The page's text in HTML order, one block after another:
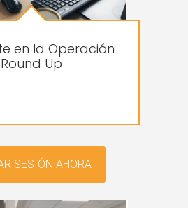
en la Operación
Round Up
SESIÓN AHORA